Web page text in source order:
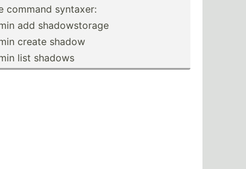
command syntaxer:
add shadow­storage
create shadow
list shadows